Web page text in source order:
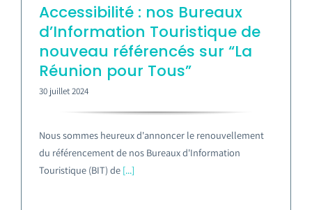
Accessibilité : nos Bureaux
d’Information Touristique de
nouveau référencés sur “La
Réunion pour Tous”
30 juillet 2024
Nous sommes heureux d'annoncer le renouvellement
du référencement de nos Bureaux d'Information
Touristique (BIT) de[...]